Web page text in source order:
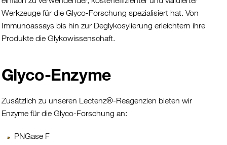
Werkzeuge für die Glyco-Forschung spezialisiert hat. Von
Immunoassays bis hin zur Deglykosylierung erleichtern ihre
Produkte die Glykowissenschaft.
Glyco-Enzyme
Zusätzlich zu unseren Lectenz®-Reagenzien bieten wir
Enzyme für die Glyco-Forschung an:
PNGase F